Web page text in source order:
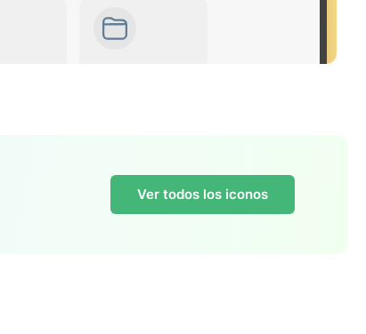
Ver todos los iconos